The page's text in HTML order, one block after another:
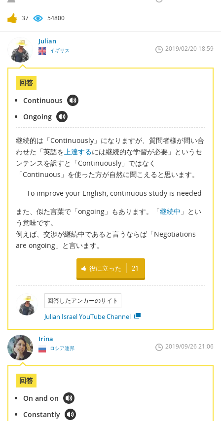
37 54800
Julian
イギリス 2019/02/20 18:59
回答
Continuous
Ongoing
継続的は「Continuously」になりますが、質問者様が問い合
わせた「英語を上達するには継続的な学習が必要」というセ
ンテンスを訳すと「Continuously」ではなく
「Continuous」を使った方が自然に聞こえると思います。
To improve your English, continuous study is needed
また、似た言葉で「ongoing」もあります。「継続中 」とい
う意味です。
例えば、交渉が継続中であると言うならば「Negotiations
are ongoing」と言います。
役に立った 21
回答したアンカーのサイト
Julian Israel YouTube Channel
Irina
ロシア連邦 2019/09/26 21:06
回答
On and on
Constantly